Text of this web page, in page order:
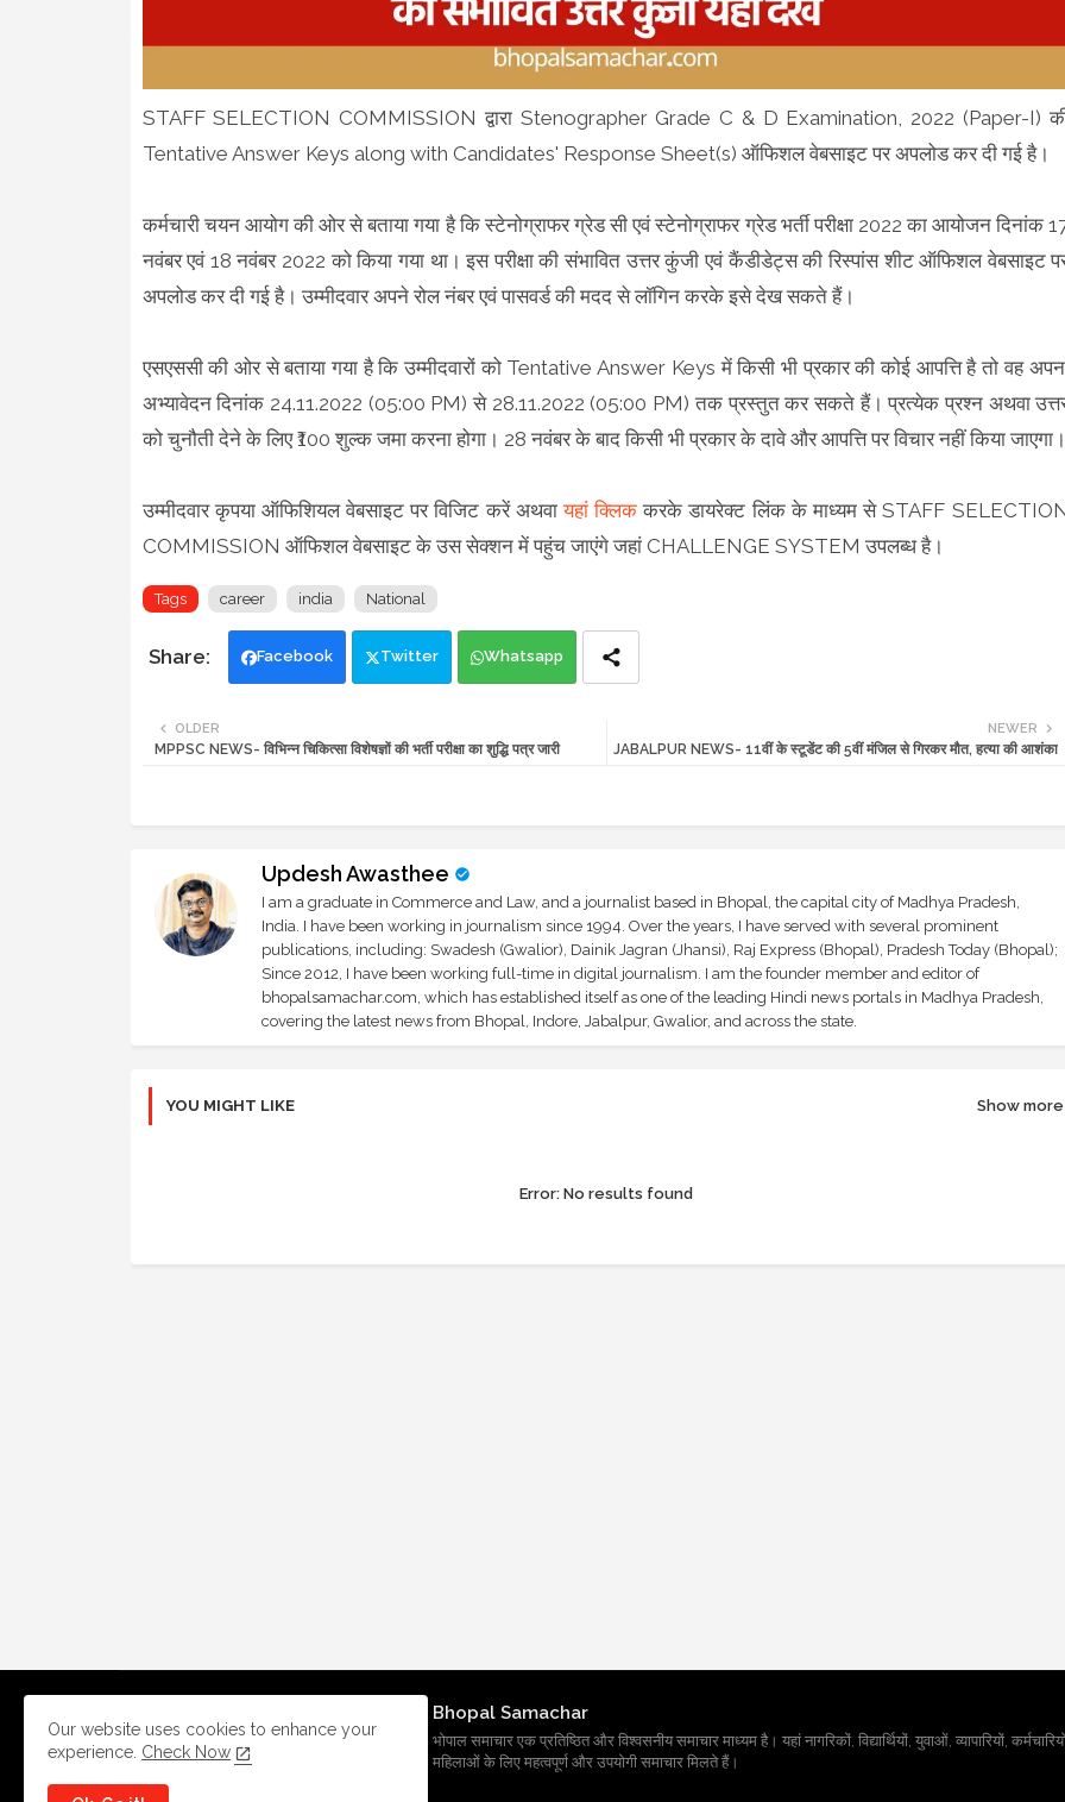
STAFF SELECTION COMMISSION द्वारा Stenographer Grade C & D Examination, 2022 (Paper-I)
Tentative Answer Keys along with Candidates' Response Sheet(s) ऑफिशल वेबसाइट पर अपलोड कर दी गई है।
कर्मचारी चयन आयोग की ओर से बताया गया है कि स्टेनोग्राफर ग्रेड सी एवं स्टेनोग्राफर ग्रेड भर्ती परीक्षा 2022 का आयोजन दिनांक
नवंबर एवं 18 नवंबर 2022 को किया गया था। इस परीक्षा की संभावित उत्तर कुंजी एवं कैंडीडेट्स की रिस्पांस शीट ऑफिशल वेबसाइट
अपलोड कर दी गई है। उम्मीदवार अपने रोल नंबर एवं पासवर्ड की मदद से लॉगिन करके इसे देख सकते हैं।
एसएससी की ओर से बताया गया है कि उम्मीदवारों को Tentative Answer Keys में किसी भी प्रकार की कोई आपत्ति है तो वह
अभ्यावेदन दिनांक 24.11.2022 (05:00 PM) से 28.11.2022 (05:00 PM) तक प्रस्तुत कर सकते हैं। प्रत्येक प्रश्न अथवा
को चुनौती देने के लिए ₹100 शुल्क जमा करना होगा। 28 नवंबर के बाद किसी भी प्रकार के दावे और आपत्ति पर विचार नहीं किया जाएगा।
उम्मीदवार कृपया ऑफिशियल वेबसाइट पर विजिट करें अथवायहां क्लिक करके डायरेक्ट लिंक के माध्यम से STAFF
COMMISSION ऑफिशल वेबसाइट के उस सेक्शन में पहुंच जाएंगे जहां CHALLENGE SYSTEM उपलब्ध है।
Tags career india National
Facebook Twitter Whatsapp
NEWER
JABALPUR NEWS- 11वीं के स्टूडेंट की 5वीं मंजिल से गिरकर मौत, हत्या की आशंका
OLDER
MPPSC NEWS- विभिन्न चिकित्सा विशेषज्ञों की भर्ती परीक्षा का शुद्धि पत्र जारी
Updesh Awasthee
I am a graduate in Commerce and Law, and a journalist based in Bhopal, the capital city of Madhya Pradesh,
India. I have been working in journalism since 1994. Over the years, I have served with several prominent
publications, including: Swadesh (Gwalior), Dainik Jagran (Jhansi), Raj Express (Bhopal), Pradesh Today (Bhopal);
Since 2012, I have been working full-time in digital journalism. I am the founder member and editor of
bhopalsamachar.com, which has established itself as one of the leading Hindi news portals in Madhya Pradesh,
covering the latest news from Bhopal, Indore, Jabalpur, Gwalior, and across the state.
YOU MIGHT LIKE Show more
Error:No results found
Bhopal Samachar
भोपाल समाचार एक प्रतिष्ठित और विश्वसनीय समाचार माध्यम है। यहां नागरिकों, विद्यार्थियों, युवाओं, व्यापारियों,
महिलाओं के लिए महत्वपूर्ण और उपयोगी समाचार मिलते हैं।
Our website uses cookies to enhance your
experience. Check Now